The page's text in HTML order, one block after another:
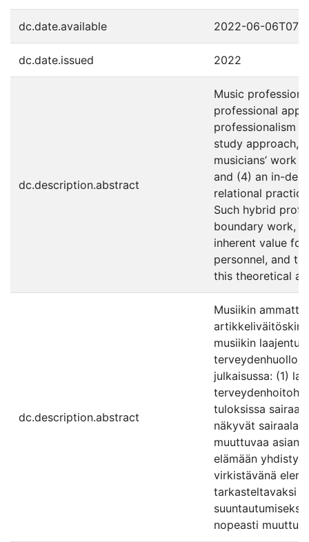
dc.date.available 2022-06-
dc.date.issued 2022
dc.description.abstract
Music
professional
professionalism
study approach,
musicians’ work
and (4) an in-
relational
Such hybrid
boundary work,
inherent value
personnel, and
this theoretical
dc.description.abstract
Musiikin
musiikin
julkaisussa: (1)
tuloksissa
näkyvät
muuttuvaa
elämään
virkistävänä
tarkasteltavaksi
nopeasti